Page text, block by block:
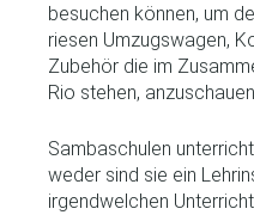
besuchen können, um
riesen Umzugswagen,
Zubehör die im
Rio stehen,
Sambaschulen
weder sind sie ein
irgendwelchen